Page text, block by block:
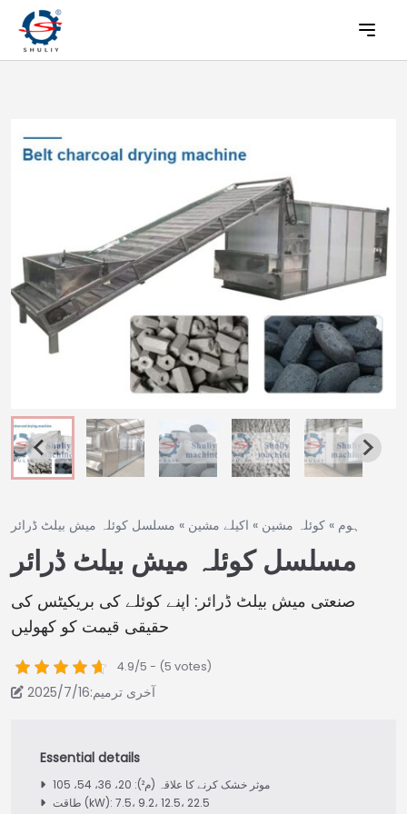
ہوم » کوئلہ مشین » اکیلے مشین » مسلسل کوئلہ میش بیلٹ ڈرائر
مسلسل کوئلہ میش بیلٹ ڈرائر
صنعتی میش بیلٹ ڈرائر: اپنے کوئلے کی بریکیٹس کی
حقیقی قیمت کو کھولیں
4.9/5 - (5 votes)
آخری ترمیم:2025/7/16
موثر خشک کرنے کا علاقہ (م²): 20، 36، 54، 105
طاقت (kW): 7.5، 9.2، 12.5، 22.5